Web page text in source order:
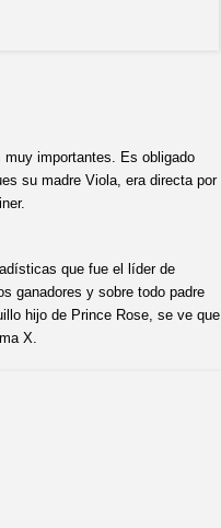
importantes. Es obligado
su madre Viola, era directa por
que fue el líder de
ganadores y sobre todo padre
hijo de Prince Rose, se ve que
X.